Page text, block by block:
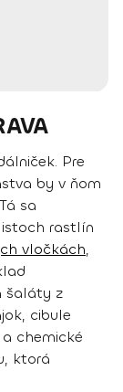
Pre
by v ňom
sa
rastlín
vločkách,
šaláty z
cibule
chemické
ktorá